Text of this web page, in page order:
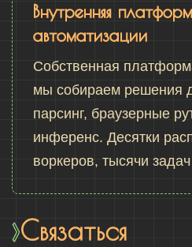
Внутренняя
автоматизации
Собственная
мы собираем решения
парсинг, браузерные
инференс. Десятки
воркеров, тысячи задач
Связаться